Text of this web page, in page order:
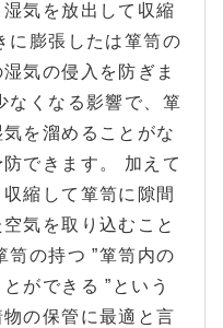
気を放出して収縮
に膨張したは箪笥の
気の侵入を防ぎま
なくなる影響で、箪
を溜めることがな
できます。 加えて
縮して箪笥に隙間
気を取り込むこと
笥の持つ ”箪笥内の
ができる ”という
の保管に最適と言